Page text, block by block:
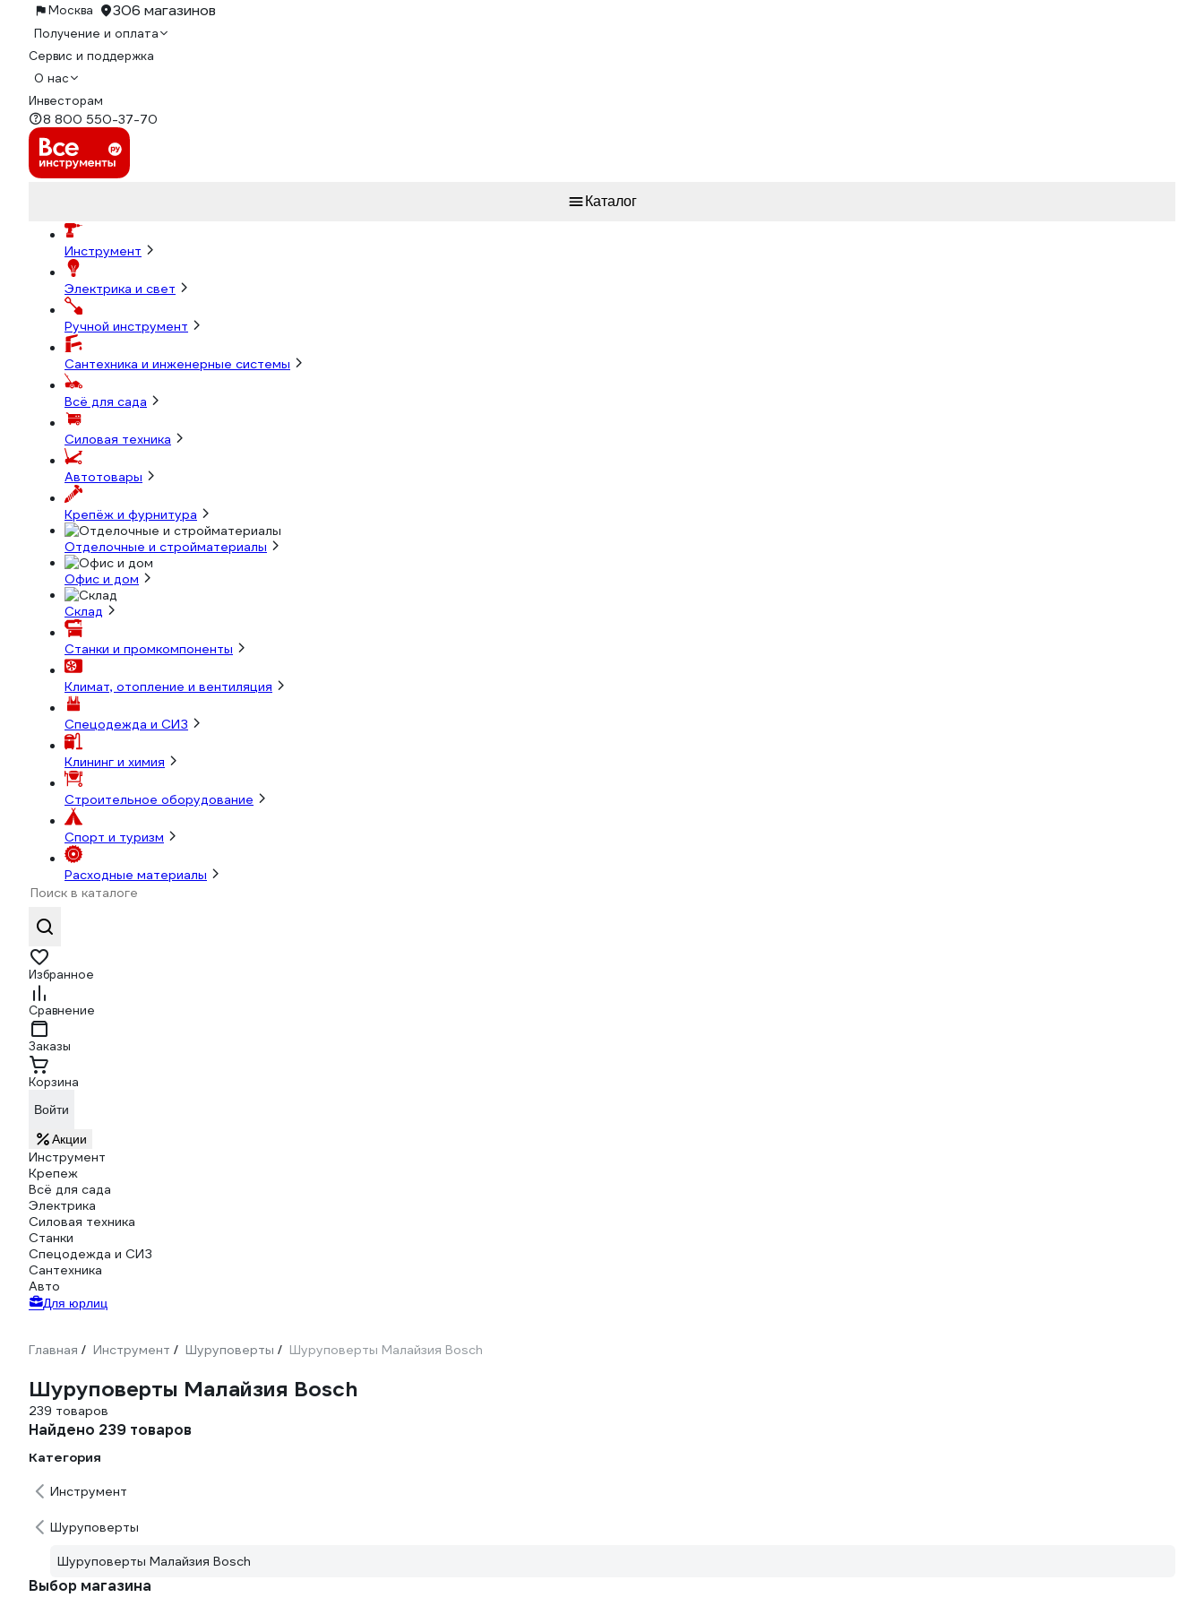
Москва 306 магазинов
Получение и оплата
Сервис и поддержка
О нас
Инвесторам
8 800 550-37-70
Каталог
Инструмент
Электрика и свет
Ручной инструмент
Сантехника и инженерные системы
Всё для сада
Силовая техника
Автотовары
Крепёж и фурнитура
Отделочные и стройматериалы
Офис и дом
Склад
Станки и промкомпоненты
Климат, отопление и вентиляция
Спецодежда и СИЗ
Клининг и химия
Строительное оборудование
Спорт и туризм
Расходные материалы
Избранное
Сравнение
Заказы
Корзина
Войти
Акции
Инструмент
Крепеж
Всё для сада
Электрика
Силовая техника
Станки
Спецодежда и СИЗ
Сантехника
Авто
Для юрлиц
Главная / Инструмент / Шуруповерты / Шуруповерты Малайзия Bosch
Шуруповерты Малайзия Bosch
239 товаров
Найдено 239 товаров
Категория
Инструмент
Шуруповерты
Шуруповерты Малайзия Bosch
Выбор магазина